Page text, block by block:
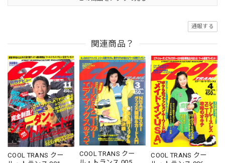
通報する
関連商品？
COOL TRANS クー
COOL TRANS クー
COOL TRANS クー